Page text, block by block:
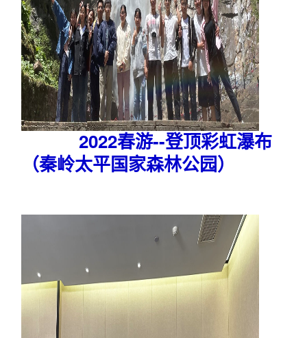
2022春游--登顶彩虹瀑布
（秦岭太平国家森林公园）